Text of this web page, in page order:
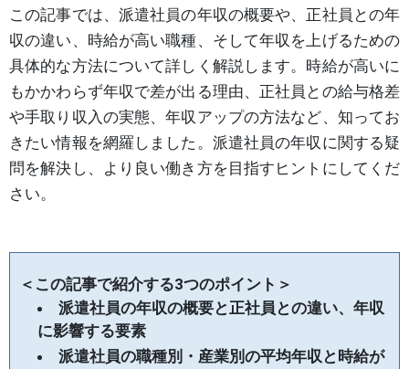
この記事では、派遣社員の年収の概要や、正社員との年
収の違い、時給が高い職種、そして年収を上げるための
具体的な方法について詳しく解説します。時給が高いに
もかかわらず年収で差が出る理由、正社員との給与格差
や手取り収入の実態、年収アップの方法など、知ってお
きたい情報を網羅しました。派遣社員の年収に関する疑
問を解決し、より良い働き方を目指すヒントにしてくだ
さい。
＜この記事で紹介する3つのポイント＞
派遣社員の年収の概要と正社員との違い、年収
に影響する要素
派遣社員の職種別・産業別の平均年収と時給が